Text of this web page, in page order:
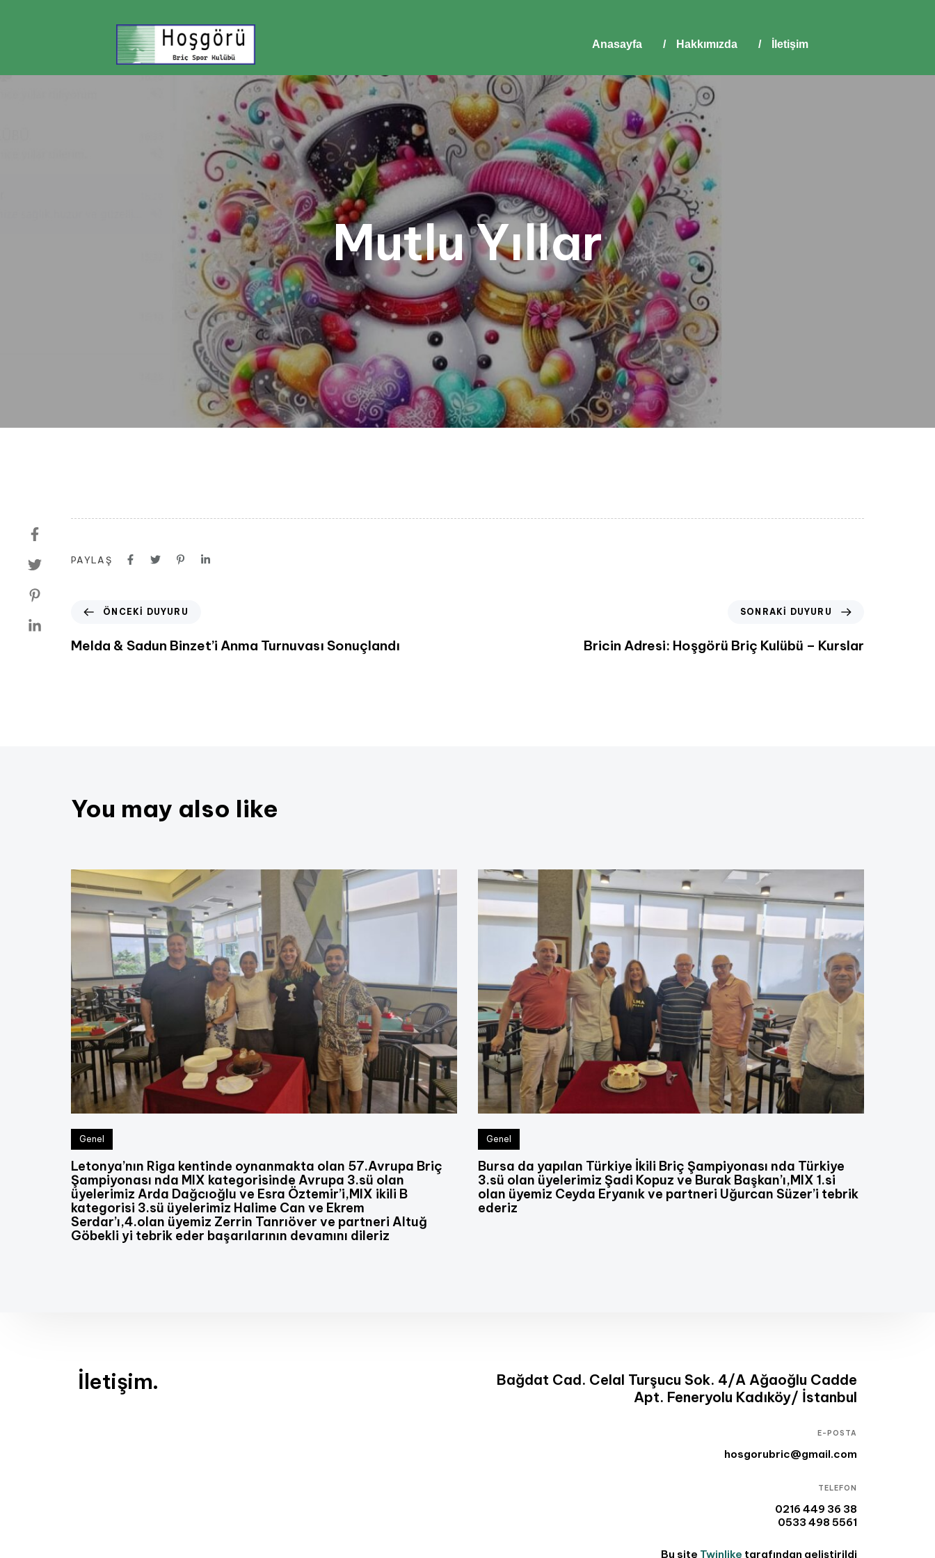
Anasayfa / Hakkımızda / İletişim
Mutlu Yıllar
PAYLAŞ
ÖNCEKI DUYURU
Melda & Sadun Binzet’i Anma Turnuvası Sonuçlandı
SONRAKI DUYURU
Bricin Adresi: Hoşgörü Briç Kulübü – Kurslar
You may also like
Genel
Letonya’nın Riga kentinde oynanmakta olan 57.Avrupa Briç
Şampiyonası nda MIX kategorisinde Avrupa 3.sü olan
üyelerimiz Arda Dağcıoğlu ve Esra Öztemir’i,MIX ikili B
kategorisi 3.sü üyelerimiz Halime Can ve Ekrem
Serdar’ı,4.olan üyemiz Zerrin Tanrıöver ve partneri Altuğ
Göbekli yi tebrik eder başarılarının devamını dileriz
Genel
Bursa da yapılan Türkiye İkili Briç Şampiyonası nda Türkiye
3.sü olan üyelerimiz Şadi Kopuz ve Burak Başkan’ı,MIX 1.si
olan üyemiz Ceyda Eryanık ve partneri Uğurcan Süzer’i tebrik
ederiz
İletişim.
Bağdat Cad. Celal Turşucu Sok. 4/A Ağaoğlu Cadde
Apt. Feneryolu Kadıköy/ İstanbul
E-POSTA
hosgorubric@gmail.com
TELEFON
0216 449 36 38
0533 498 5561
Bu site Twinlike tarafından geliştirildi